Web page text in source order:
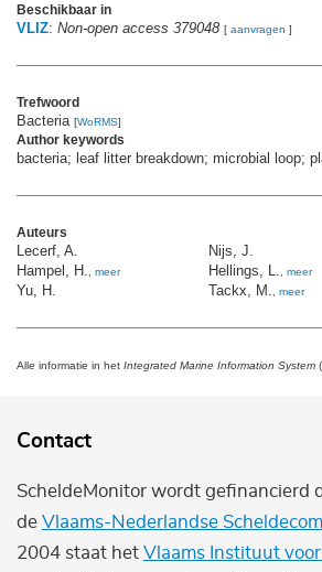
Beschikbaar in
VLIZ: Non-open access 379048 [ aanvragen ]
Trefwoord
Bacteria [WoRMS]
Author keywords
bacteria; leaf litter breakdown; microbial loop;
Auteurs
Lecerf, A.
Hampel, H.
meer
Yu, H.
Nijs, J.
Hellings, L.
meer
Tackx, M. meer
Alle informatie in het Integrated Marine Information System
Contact
ScheldeMonitor wordt gefinancierd
de Vlaams-Nederlandse
2004 staat het Vlaams Instituut